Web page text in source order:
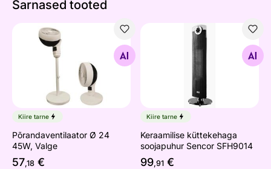
Sarnased tooted
Põrandaventilaator Ø 24 45W, Valge
Kiire tarne
Põrandaventilaator Ø 24
45W, Valge
57,18 €
Keraamilise küttekehaga
Otsi sarnaseid
Kiire tarne
Keraamilise küttekehaga
soojapuhur Sencor SFH9014
99,91 €